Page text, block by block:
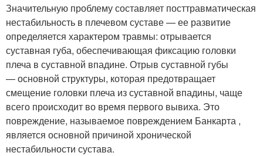
Значительную проблему составляет посттравматическая
нестабильность в плечевом суставе — ее развитие
определяется характером травмы: отрывается
суставная губа, обеспечивающая фиксацию головки
плеча в суставной впадине. Отрыв суставной губы
— основной структуры, которая предотвращает
смещение головки плеча из суставной впадины, чаще
всего происходит во время первого вывиха. Это
повреждение, называемое повреждением Банкарта ,
является основной причиной хронической
нестабильности сустава.